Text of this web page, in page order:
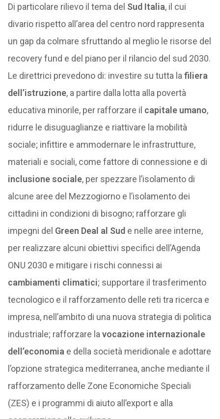
Di particolare rilievo il tema del Sud Italia, il cui
divario rispetto all’area del centro nord rappresenta
un gap da colmare sfruttando al meglio le risorse del
recovery fund e del piano per il rilancio del sud 2030.
Le direttrici prevedono di: investire su tutta la filiera
dell’istruzione, a partire dalla lotta alla povertà
educativa minorile, per rafforzare il capitale umano,
ridurre le disuguaglianze e riattivare la mobilità
sociale; infittire e ammodernare le infrastrutture,
materiali e sociali, come fattore di connessione e di
inclusione sociale, per spezzare l’isolamento di
alcune aree del Mezzogiorno e l’isolamento dei
cittadini in condizioni di bisogno; rafforzare gli
impegni del Green Deal al Sud e nelle aree interne,
per realizzare alcuni obiettivi specifici dell’Agenda
ONU 2030 e mitigare i rischi connessi ai
cambiamenti climatici; supportare il trasferimento
tecnologico e il rafforzamento delle reti tra ricerca e
impresa, nell’ambito di una nuova strategia di politica
industriale; rafforzare la vocazione internazionale
dell’economia e della società meridionale e adottare
l’opzione strategica mediterranea, anche mediante il
rafforzamento delle Zone Economiche Speciali
(ZES) e i programmi di aiuto all’export e alla